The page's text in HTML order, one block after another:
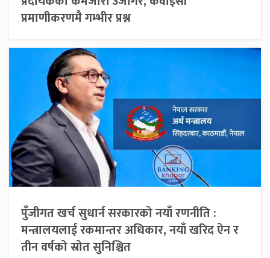
प्रमाणीकरणमै गम्भीर प्रश्न
पुँजीगत खर्च सुधार्न सरकारको नयाँ रणनीति :
मन्त्रालयलाई रकमान्तर अधिकार, नयाँ खरिद ऐन र
तीन वर्षको स्रोत सुनिश्चित